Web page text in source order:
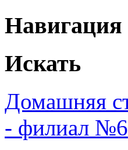
Навигация
Искать
Домашняя
- филиал №6